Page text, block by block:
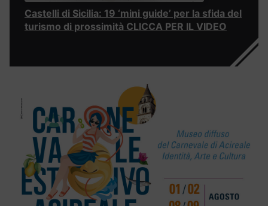
Castelli di Sicilia: 19 ‘mini guide’ per la sfida del
turismo di prossimità CLICCA PER IL VIDEO